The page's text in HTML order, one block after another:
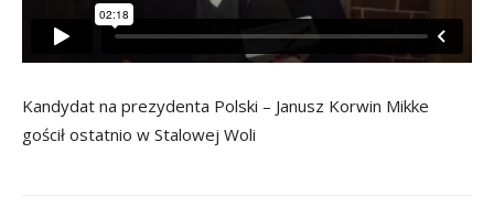
Kandydat na prezydenta Polski – Janusz Korwin Mikke
gościł ostatnio w Stalowej Woli